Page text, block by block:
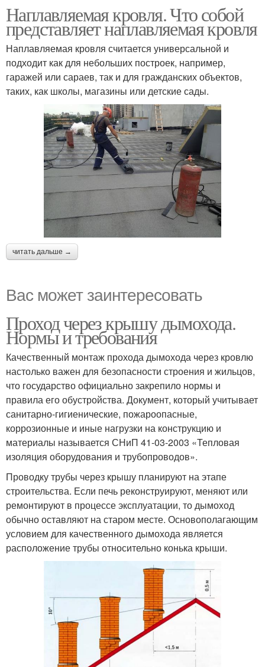
Наплавляемая кровля. Что собой
представляет наплавляемая кровля
Наплавляемая кровля считается универсальной и
подходит как для небольших построек, например,
гаражей или сараев, так и для гражданских объектов,
таких, как школы, магазины или детские сады.
читать дальше →
Вас может заинтересовать
Проход через крышу дымохода.
Нормы и требования
Качественный монтаж прохода дымохода через кровлю
настолько важен для безопасности строения и жильцов,
что государство официально закрепило нормы и
правила его обустройства. Документ, который учитывает
санитарно-гигиенические, пожароопасные,
коррозионные и иные нагрузки на конструкцию и
материалы называется СНиП 41-03-2003 «Тепловая
изоляция оборудования и трубопроводов».
Проводку трубы через крышу планируют на этапе
строительства. Если печь реконструируют, меняют или
ремонтируют в процессе эксплуатации, то дымоход
обычно оставляют на старом месте. Основополагающим
условием для качественного дымохода является
расположение трубы относительно конька крыши.